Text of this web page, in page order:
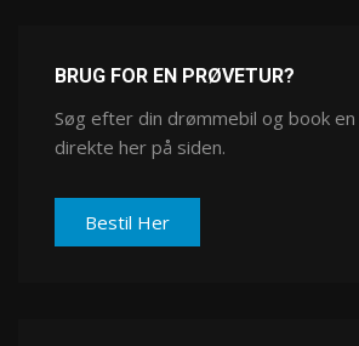
BRUG FOR EN PRØVETUR?
Søg efter din drømmebil og book
direkte her på siden.
Bestil Her